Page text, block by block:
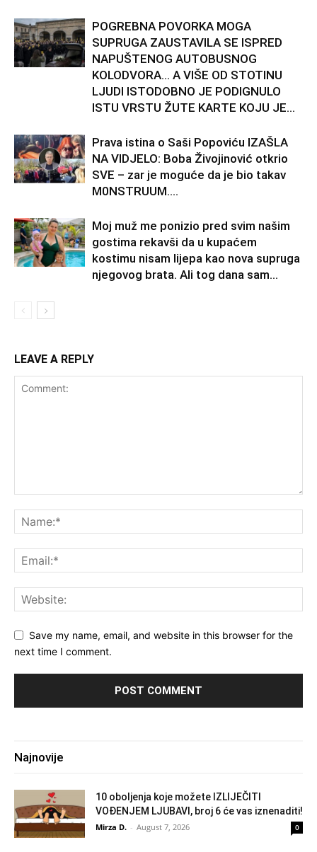
POGREBNA POVORKA MOGA
SUPRUGA ZAUSTAVILA SE ISPRED
NAPUŠTENOG AUTOBUSNOG
KOLODVORA… A VIŠE OD STOTINU
LJUDI ISTODOBNO JE PODIGNULO
ISTU VRSTU ŽUTE KARTE KOJU JE...
Prava istina o Saši Popoviću IZAŠLA
NA VIDJELO: Boba Živojinović otkrio
SVE – zar je moguće da je bio takav
M0NSTRUUM….
Moj muž me ponizio pred svim našim
gostima rekavši da u kupaćem
kostimu nisam lijepa kao nova supruga
njegovog brata. Ali tog dana sam...
LEAVE A REPLY
Save my name, email, and website in this browser for the
next time I comment.
Najnovije
10 oboljenja koje možete IZLIJEČITI
VOĐENJEM LJUBAVI, broj 6 će vas iznenaditi!
Mirza D. - August 7, 2026 0